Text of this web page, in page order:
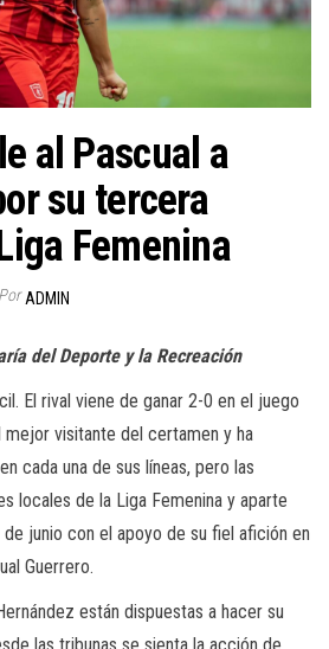
c
ó
al Pascual a
su tercera
Femenina
Por ADMIN
del Deporte y la Recreación
El rival viene de ganar 2-0 en el juego
visitante del certamen y ha
cada una de sus líneas, pero las
locales de la Liga Femenina y aparte
junio con el apoyo de su fiel afición en
Guerrero.
están dispuestas a hacer su